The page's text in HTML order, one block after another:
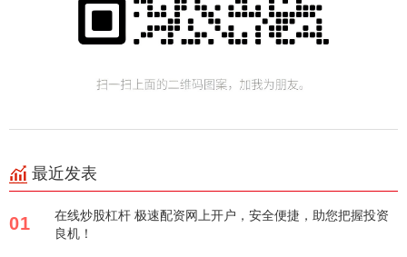
最近发表
01
在线炒股杠杆 极速配资网上开户，安全便捷，助您把握投资
良机！